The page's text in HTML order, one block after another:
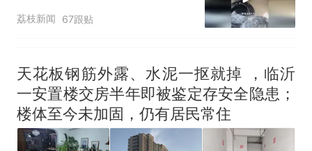
称是人为原因，从未见过
洗衣机自爆
荔枝新闻 67跟贴
天花板钢筋外露、水泥一抠就掉 ，临沂
一安置楼交房半年即被鉴定存安全隐患；
楼体至今未加固，仍有居民常住